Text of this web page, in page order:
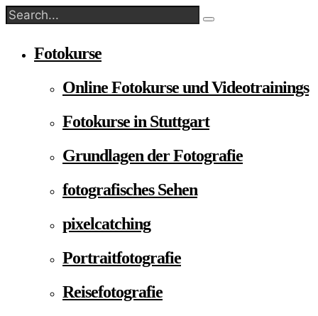
Fotokurse
Online Fotokurse und Videotrainings
Fotokurse in Stuttgart
Grundlagen der Fotografie
fotografisches Sehen
pixelcatching
Portraitfotografie
Reisefotografie